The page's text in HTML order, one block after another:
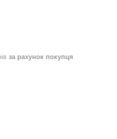
за рахунок покупця